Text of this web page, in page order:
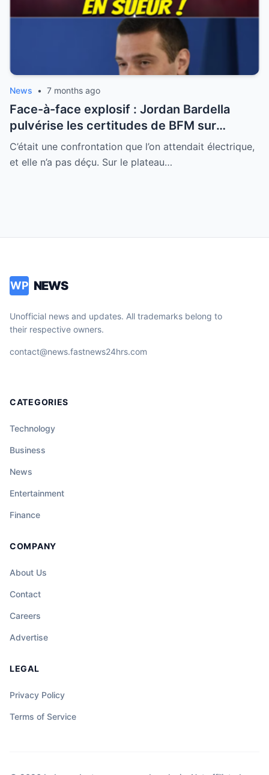
News • 7 months ago
Face-à-face explosif : Jordan Bardella
pulvérise les certitudes de BFM sur
l’immigration et le Conseil constitutionnel
C’était une confrontation que l’on attendait électrique,
et elle n’a pas déçu. Sur le plateau…
WP NEWS
Unofficial news and updates. All trademarks belong to
their respective owners.
contact@news.fastnews24hrs.com
CATEGORIES
Technology
Business
News
Entertainment
Finance
COMPANY
About Us
Contact
Careers
Advertise
LEGAL
Privacy Policy
Terms of Service